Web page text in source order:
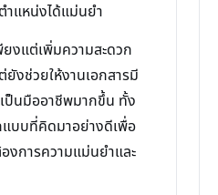
ำแหน่งได้แม่นยำ
งแต่เพิ่มความสะดวก
ยังช่วยให้งานเอกสารมี
ป็นมืออาชีพมากขึ้น ทั้ง
บบที่คิดมาอย่างดีเพื่อ
งการความแม่นยำและ